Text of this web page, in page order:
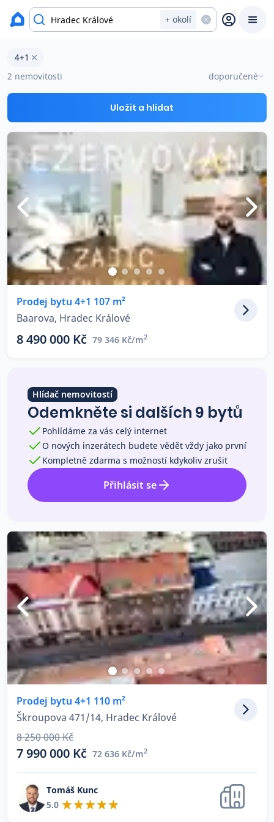
+ okolí
Prodat
Prodej s Reas.cz
Ceny prodaných nemovitostí
Okamžitý výkup
Přehled realitních makléřů
Co říkají naši zákazníci
Blog
O nás
okres Hradec Králové
Byty 4+1 na prodej Hradec Králové
4+1
2 nemovitosti
doporučené
Uložit a hlídat
Prodej bytu 4+1 107 m²
Baarova, Hradec Králové
8 490 000 Kč 79 346 Kč/m2
Hlídač nemovitostí
Odemkněte si dalších 9 bytů
Pohlídáme za vás celý internet
O nových inzerátech budete vědět vždy jako první
Kompletně zdarma s možností kdykoliv zrušit
Přihlásit se
Prodej bytu 4+1 110 m²
Škroupova 471/14, Hradec Králové
8 250 000 Kč
7 990 000 Kč 72 636 Kč/m2
Tomáš Kunc
5.0